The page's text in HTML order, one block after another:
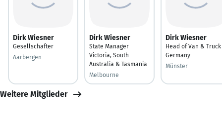
Dirk Wiesner
Gesellschafter
Aarbergen
Dirk Wiesner
State Manager
Victoria, South
Australia & Tasmania
Melbourne
Dirk Wiesner
Head of Van & Truck
Germany
Münster
Weitere Mitglieder